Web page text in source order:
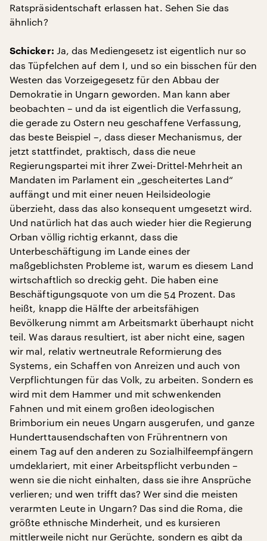
Ratspräsidentschaft erlassen hat. Sehen Sie das
ähnlich?
Schicker: Ja, das Mediengesetz ist eigentlich nur so
das Tüpfelchen auf dem I, und so ein bisschen für den
Westen das Vorzeigegesetz für den Abbau der
Demokratie in Ungarn geworden. Man kann aber
beobachten – und da ist eigentlich die Verfassung,
die gerade zu Ostern neu geschaffene Verfassung,
das beste Beispiel –, dass dieser Mechanismus, der
jetzt stattfindet, praktisch, dass die neue
Regierungspartei mit ihrer Zwei-Drittel-Mehrheit an
Mandaten im Parlament ein „gescheitertes Land“
auffängt und mit einer neuen Heilsideologie
überzieht, dass das also konsequent umgesetzt wird.
Und natürlich hat das auch wieder hier die Regierung
Orban völlig richtig erkannt, dass die
Unterbeschäftigung im Lande eines der
maßgeblichsten Probleme ist, warum es diesem Land
wirtschaftlich so dreckig geht. Die haben eine
Beschäftigungsquote von um die 54 Prozent. Das
heißt, knapp die Hälfte der arbeitsfähigen
Bevölkerung nimmt am Arbeitsmarkt überhaupt nicht
teil. Was daraus resultiert, ist aber nicht eine, sagen
wir mal, relativ wertneutrale Reformierung des
Systems, ein Schaffen von Anreizen und auch von
Verpflichtungen für das Volk, zu arbeiten. Sondern es
wird mit dem Hammer und mit schwenkenden
Fahnen und mit einem großen ideologischen
Brimborium ein neues Ungarn ausgerufen, und ganze
Hunderttausendschaften von Frührentnern von
einem Tag auf den anderen zu Sozialhilfeempfängern
umdeklariert, mit einer Arbeitspflicht verbunden –
wenn sie die nicht einhalten, dass sie ihre Ansprüche
verlieren; und wen trifft das? Wer sind die meisten
verarmten Leute in Ungarn? Das sind die Roma, die
größte ethnische Minderheit, und es kursieren
mittlerweile nicht nur Gerüchte, sondern es gibt da